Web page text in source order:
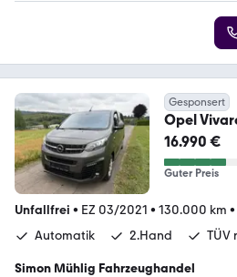
Gesponsert
Opel
Automatik
16.990 €
Guter Preis
Unfallfrei • EZ 03/2021 • 130.000 km •
Automatik
2.Hand TÜV
Simon Mühlig Fahrzeughandel